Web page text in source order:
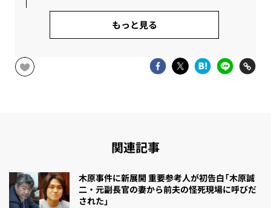
もっと見る
関連記事
木原事件に新展開 重要参考人が初告白「木原誠
二・元副長官の妻から前夫の怪死現場に呼びだ
された」